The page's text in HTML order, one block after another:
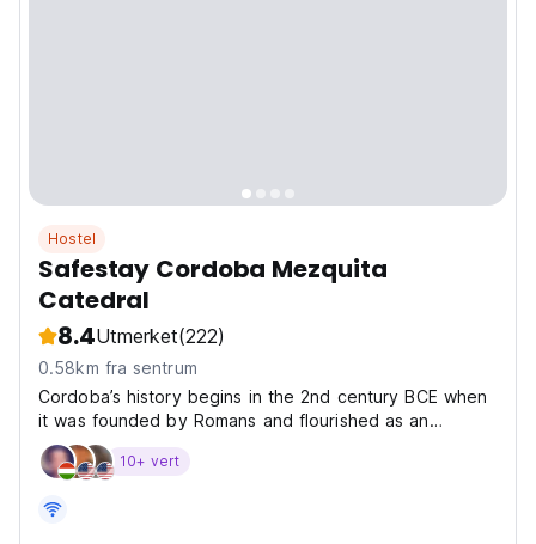
Hostel
Safestay Cordoba Mezquita
Catedral
8.4Utmerket(222)
0.58km fra sentrum
Cordoba’s history begins in the 2nd century BCE when
it was founded by Romans and flourished as an
important hub for trade and culture. In the 8th century
CE, Cordoba witnessed a transformative period with
10+ vert